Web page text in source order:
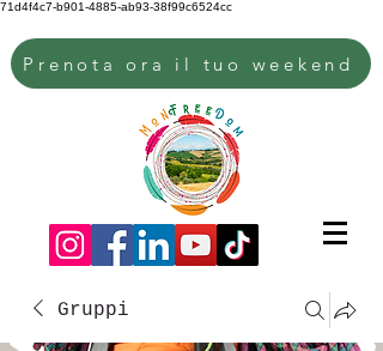
71d4f4c7-b901-4885-ab93-38f99c6524cc
Prenota ora il tuo weekend
Gruppi